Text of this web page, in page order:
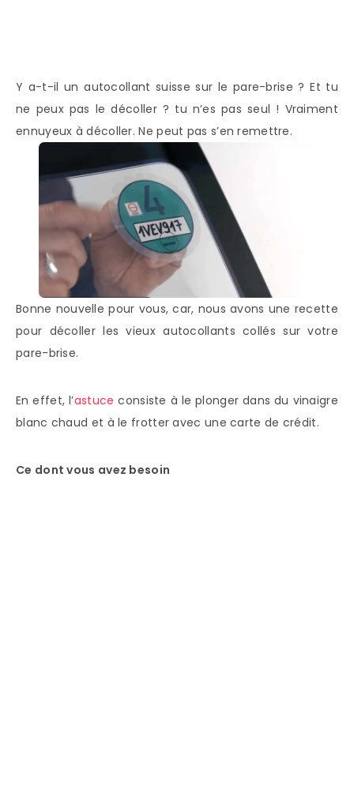
Y a-t-il un autocollant suisse sur le pare-brise ? Et tu
ne peux pas le décoller ? tu n’es pas seul ! Vraiment
ennuyeux à décoller. Ne peut pas s’en remettre.
Bonne nouvelle pour vous, car, nous avons une recette
pour décoller les vieux autocollants collés sur votre
pare-brise.
En effet, l’astuce consiste à le plonger dans du vinaigre
blanc chaud et à le frotter avec une carte de crédit.
Ce dont vous avez besoin